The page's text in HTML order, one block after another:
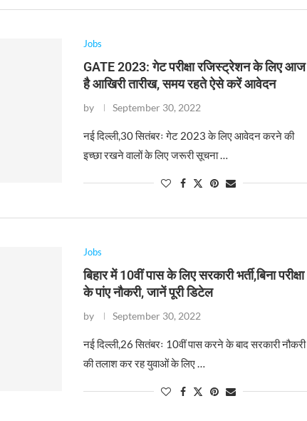
Jobs
GATE 2023: गेट परीक्षा रजिस्ट्रेशन के लिए आज
है आखिरी तारीख, समय रहते ऐसे करें आवेदन
by September 30, 2022
नई दिल्ली,30 सितंबरः गेट 2023 के लिए आवेदन करने की
इच्छा रखने वालों के लिए जरूरी सूचना …
Jobs
बिहार में 10वीं पास के लिए सरकारी भर्ती,बिना परीक्षा
के पांए नौकरी, जानें पूरी डिटेल
by September 30, 2022
नई दिल्ली,26 सितंबरः 10वीं पास करने के बाद सरकारी नौकरी
की तलाश कर रह युवाओं के लिए …